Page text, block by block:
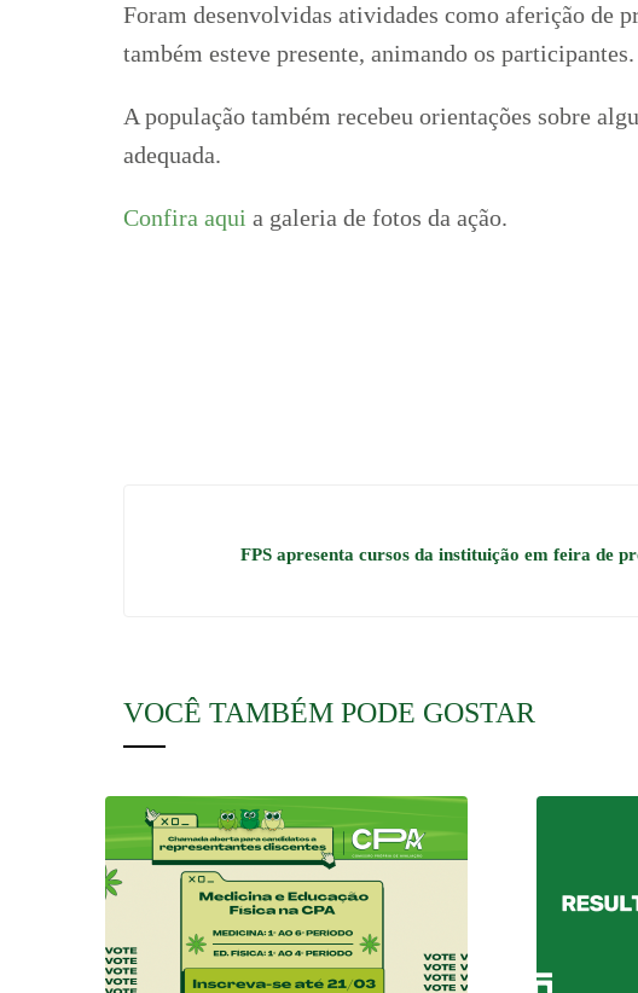
Foram desenvolvidas atividades como aferição de
também esteve presente, animando os participantes.
A população também recebeu orientações sobre
adequada.
Confira aqui a galeria de fotos da ação.
FPS apresenta cursos da instituição em feira de
VOCÊ TAMBÉM PODE GOSTAR